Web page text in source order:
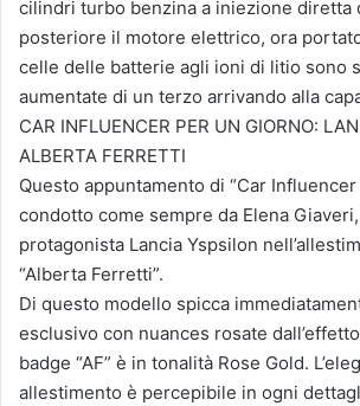
cilindri turbo benzina a iniezione diretta
posteriore il motore elettrico, ora
celle delle batterie agli ioni di litio sono
aumentate di un terzo arrivando alla
CAR INFLUENCER PER UN GIORNO:
ALBERTA FERRETTI
Questo appuntamento di “Car
condotto come sempre da Elena
protagonista Lancia Yspsilon
“Alberta Ferretti”.
Di questo modello spicca
esclusivo con nuances rosate
badge “AF” è in tonalità Rose Gold.
allestimento è percepibile in ogni